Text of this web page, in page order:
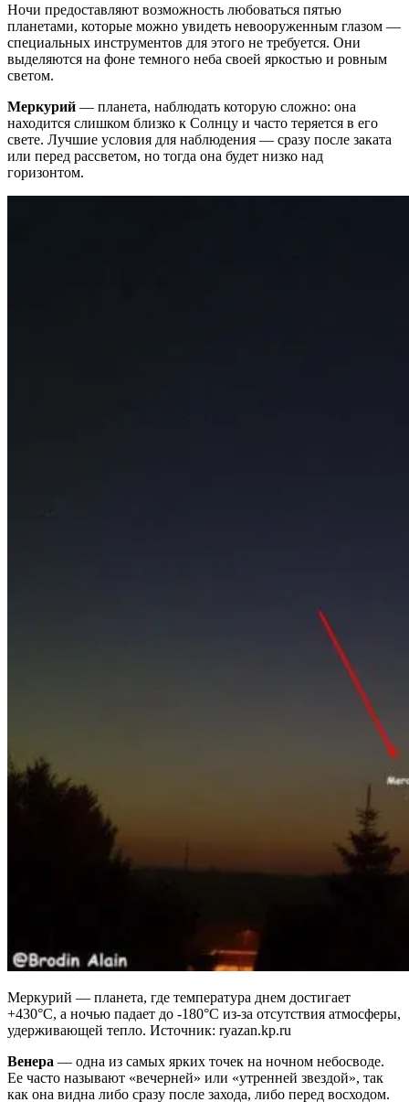
Ночи предоставляют возможность любоваться пятью
планетами, которые можно увидеть невооруженным глазом —
специальных инструментов для этого не требуется. Они
выделяются на фоне темного неба своей яркостью и ровным
светом.
Меркурий — планета, наблюдать которую сложно: она
находится слишком близко к Солнцу и часто теряется в его
свете. Лучшие условия для наблюдения — сразу после заката
или перед рассветом, но тогда она будет низко над
горизонтом.
Меркурий — планета, где температура днем достигает
+430°C, а ночью падает до -180°C из-за отсутствия атмосферы,
удерживающей тепло. Источник: ryazan.kp.ru
Венера — одна из самых ярких точек на ночном небосводе.
Ее часто называют «вечерней» или «утренней звездой», так
как она видна либо сразу после захода, либо перед восходом.